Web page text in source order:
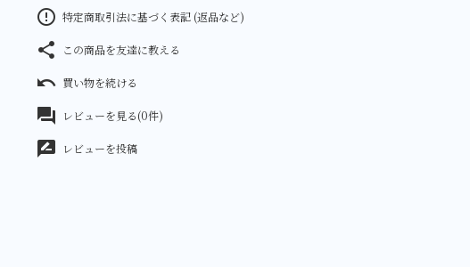
error_outline 特定商取引法に基づく表記 (返品など)
share この商品を友達に教える
undo 買い物を続ける
forum レビューを見る(0件)
rate_review レビューを投稿